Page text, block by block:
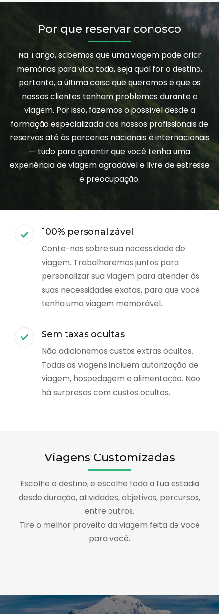
Por que reservar conosco
Na Tango, sabemos que uma viagem pode criar
memórias para vida toda, seja qual for o destino,
portanto, a última coisa que queremos é que os
nossos clientes tenham problemas durante a
viagem. Por isso, fazemos o possível desde a
formação especializada dos nossos profissionais de
reservas até às parcerias nacionais e internacionais
— tudo para garantir que você tenha uma
experiência de viagem agradável e livre de estresse
e preocupação.
100% personalizável
Conte-nos sobre sua necessidade de
viagem. Trabalharemos juntos para
personalizar sua viagem para atender às
suas necessidades exatas, para que você
tenha uma viagem memorável.
Sem taxas ocultas
Não adicionamos custos extras ocultos.
Todas as viagens incluem autorização de
viagem, hospedagem e alimentação. Não
há surpresas com custos ocultos.
Viagens Customizadas
Escolhe o destino, e escolhe toda a tua estadia
desde duração, atividades, objetivos, percursos,
entre outros.
Tire o melhor proveito da viagem feita de você
para você.